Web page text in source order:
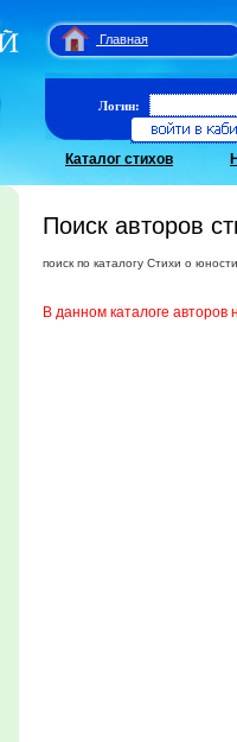
Главная
Логин:
Каталог стихов
Поиск авторов
поиск по каталогу Стихи о юности
В данном каталоге авторов